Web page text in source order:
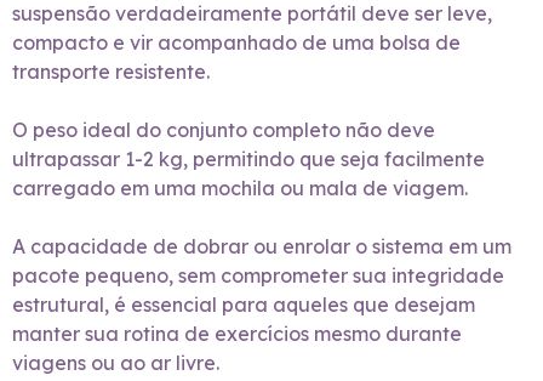
suspensão verdadeiramente portátil deve ser leve,
compacto e vir acompanhado de uma bolsa de
transporte resistente.
O peso ideal do conjunto completo não deve
ultrapassar 1-2 kg, permitindo que seja facilmente
carregado em uma mochila ou mala de viagem.
A capacidade de dobrar ou enrolar o sistema em um
pacote pequeno, sem comprometer sua integridade
estrutural, é essencial para aqueles que desejam
manter sua rotina de exercícios mesmo durante
viagens ou ao ar livre.